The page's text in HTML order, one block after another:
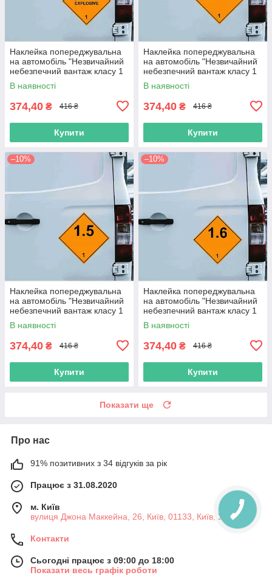
Наклейка попереджувальна
на автомобіль "Незвичайний
небезпечний вантаж класу 1
(1.4S)" з оракалу
В наявності
374,40 ₴ 416 ₴
Купити
Наклейка попереджувальна
на автомобіль "Незвичайний
небезпечний вантаж класу 1
(1.4)" з оракалу
В наявності
374,40 ₴ 416 ₴
Купити
–10%
Наклейка попереджувальна
на автомобіль "Незвичайний
небезпечний вантаж класу 1
(1.5)" з оракалу
В наявності
374,40 ₴ 416 ₴
Купити
–10%
Наклейка попереджувальна
на автомобіль "Незвичайний
небезпечний вантаж класу 1
(1.6)" з оракалу
В наявності
374,40 ₴ 416 ₴
Купити
Показати ще
Про нас
91% позитивних з 34 відгуків за рік
Працює з 31.08.2020
м. Київ
вулиця Джона Маккейна, 26, Київ, 01133, Київ, Україна
Контакти
Сьогодні працює з 09:00 до 18:00
Показати весь графік роботи